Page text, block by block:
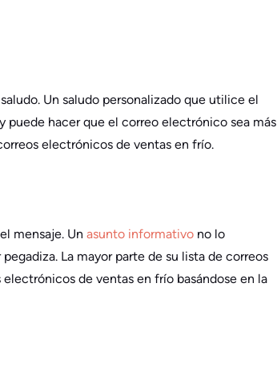
Un saludo personalizado que utilice el
puede hacer que el correo electrónico sea más
electrónicos de ventas en frío.
mensaje. Un asunto informativo no lo
La mayor parte de su lista de correos
de ventas en frío basándose en la